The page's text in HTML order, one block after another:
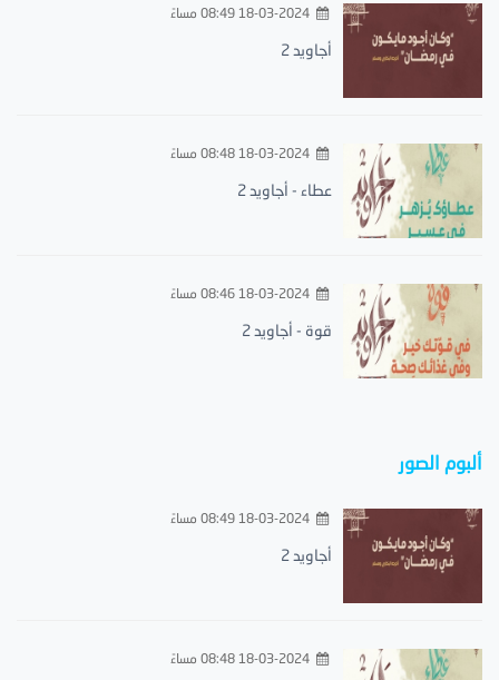
18-03-2024 08:49 مساءً
أجاويد 2
18-03-2024 08:48 مساءً
عطاء - أجاويد 2
18-03-2024 08:46 مساءً
قوة - أجاويد 2
ألبوم الصور
18-03-2024 08:49 مساءً
أجاويد 2
18-03-2024 08:48 مساءً